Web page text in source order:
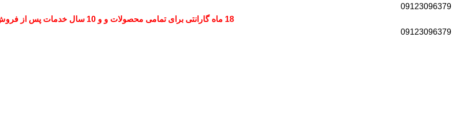
09123096379
18 ماه گارانتی برای تمامی محصولات و و 10 سال خدمات پس از فروش
09123096379